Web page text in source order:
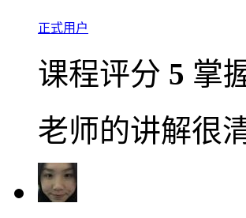
正式用户
课程评分 5 掌
老师的讲解很